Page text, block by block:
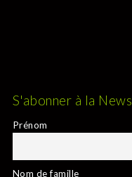
S'abonner à la
Prénom
Nom de famille